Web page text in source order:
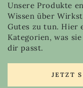
Unsere Produkte
Wissen über
Gutes zu tun. Hier
Kategorien, was
dir passt.
JETZT